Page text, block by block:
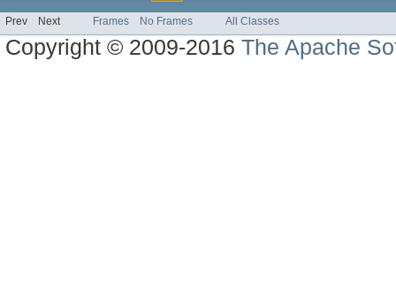
Prev Next Frames No Frames All Classes
Copyright © 2009-2016The Apache